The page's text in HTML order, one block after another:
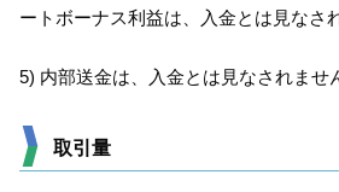
ートボーナス利益は、入金とは見なさ
5) 内部送金は、入金とは見なされませ
取引量